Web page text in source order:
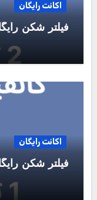
اکانت رایگان
فیلتر شکن رایگان
اکانت رایگان
فیلتر شکن رایگان